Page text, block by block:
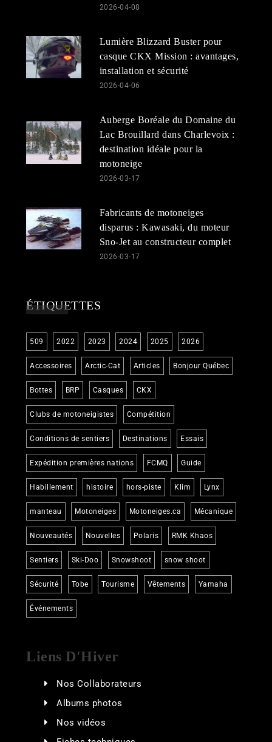
2026-04-08
Lumière Blizzard Buster pour
casque CKX Mission : avantages,
installation et sécurité
2026-04-06
Auberge Boréale du Domaine du
Lac Brouillard dans Charlevoix :
destination idéale pour la
motoneige
2026-03-17
Fabricants de motoneiges
disparus : Kawasaki, du moteur
Sno-Jet au constructeur complet
2026-03-17
ÉTIQUETTES
509 2022 2023 2024 2025 2026
Accessoires Arctic-Cat Articles Bonjour Québec
Bottes BRP Casques CKX
Clubs de motoneigistes Compétition
Conditions de sentiers Destinations Essais
Expédition premières nations FCMQ Guide
Habillement histoire hors-piste Klim Lynx
manteau Motoneiges Motoneiges.ca Mécanique
Nouveautés Nouvelles Polaris RMK Khaos
Sentiers Ski-Doo Snowshoot snow shoot
Sécurité Tobe Tourisme Vêtements Yamaha
Événements
Liens D'Hiver
Nos Collaborateurs
Albums photos
Nos vidéos